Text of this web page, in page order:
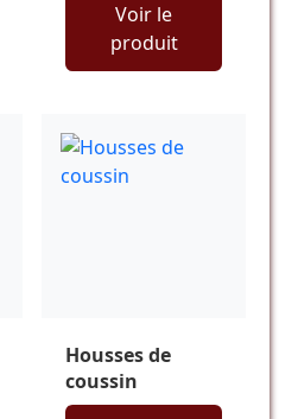
Voir le
produit
Housses de
coussin